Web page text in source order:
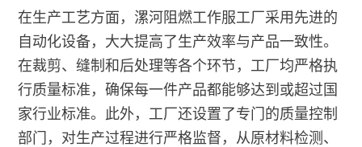
在生产工艺方面，漯河阻燃工作服工厂采用先进的
自动化设备，大大提高了生产效率与产品一致性。
在裁剪、缝制和后处理等各个环节，工厂均严格执
行质量标准，确保每一件产品都能够达到或超过国
家行业标准。此外，工厂还设置了专门的质量控制
部门，对生产过程进行严格监督，从原材料检测、